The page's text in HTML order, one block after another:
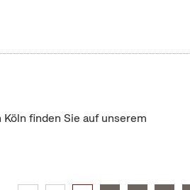
finden Sie auf unserem